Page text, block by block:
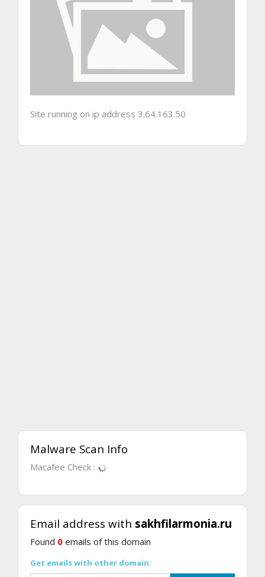
Site running on ip address 3.64.163.50
Malware Scan Info
Macafee Check :
Email address with sakhfilarmonia.ru
Found 0 emails of this domain
Get emails with other domain: